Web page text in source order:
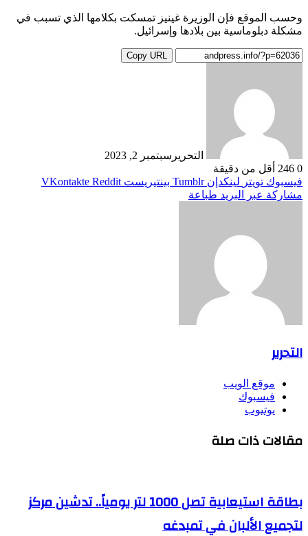
وحسب الموقع فإن الوزيرة غينيز تمسكت بكلامها الذي تسبب في
مشكلة دبلوماسية بين بلادها وإسرائيل.
Copy URL
التحرير سبتمبر 2, 2023
0
أقل من دقيقة
فيسبوك تويتر لينكدإن بينتيريست
مشاركة عبر البريد طباعة
التحرير
موقع الويب
فيسبوك
يوتيوب
مقالات ذات صلة
بطاقة استيعابية تصل 1000 لتر يومياً.. تدشين مركز
لتجميع الألبان في تمبدغه